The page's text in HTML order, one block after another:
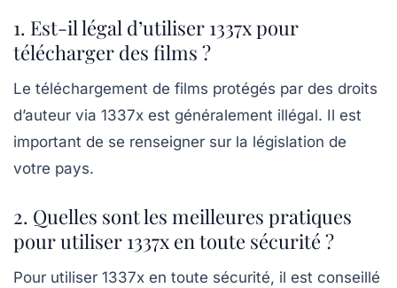
1. Est-il légal d’utiliser 1337x pour
télécharger des films ?
Le téléchargement de films protégés par des droits
d’auteur via 1337x est généralement illégal. Il est
important de se renseigner sur la législation de
votre pays.
2. Quelles sont les meilleures pratiques
pour utiliser 1337x en toute sécurité ?
Pour utiliser 1337x en toute sécurité, il est conseillé